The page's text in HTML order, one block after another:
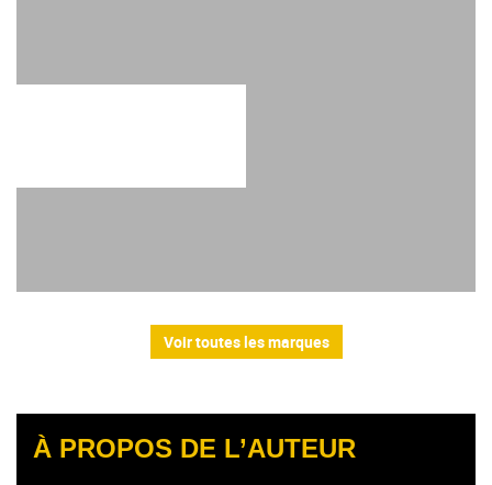
Voir toutes les marques
À PROPOS DE L’AUTEUR